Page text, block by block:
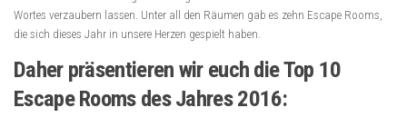
Wortes verzaubern lassen. Unter all den Räumen gab es zehn Escape Rooms,
die sich dieses Jahr in unsere Herzen gespielt haben.
Daher präsentieren wir euch die Top 10
Escape Rooms des Jahres 2016: